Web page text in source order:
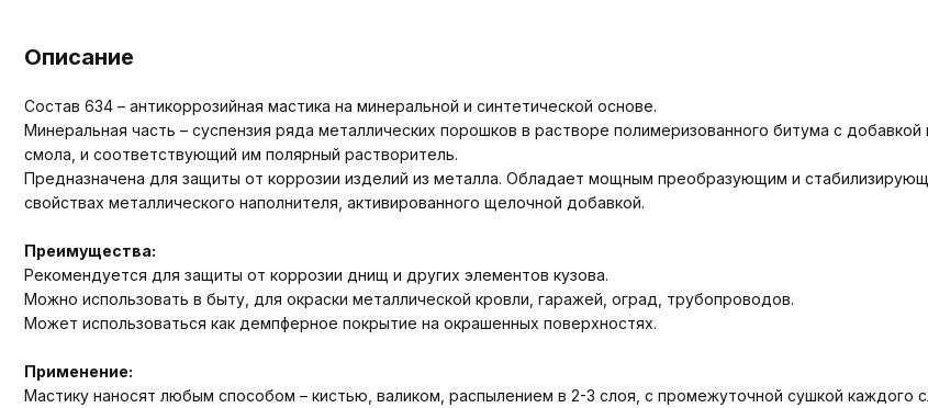
Описание
Состав 634 – антикоррозийная мастика на минеральной и синтетической основе.
Минеральная часть – суспензия ряда металлических порошков в растворе полимеризованного битума с
смола, и соответствующий им полярный растворитель.
Предназначена для защиты от коррозии изделий из металла. Обладает мощным преобразующим и
свойствах металлического наполнителя, активированного щелочной добавкой.
Преимущества:
Рекомендуется для защиты от коррозии днищ и других элементов кузова.
Можно использовать в быту, для окраски металлической кровли, гаражей, оград, трубопроводов.
Может использоваться как демпферное покрытие на окрашенных поверхностях.
Применение:
Мастику наносят любым способом – кистью, валиком, распылением в 2-3 слоя, с промежуточной сушкой каждого